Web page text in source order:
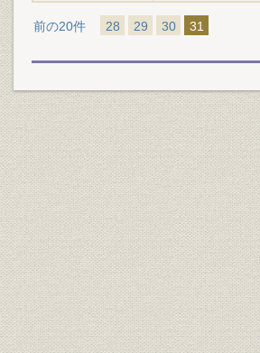
前の20件 28 29 30 31